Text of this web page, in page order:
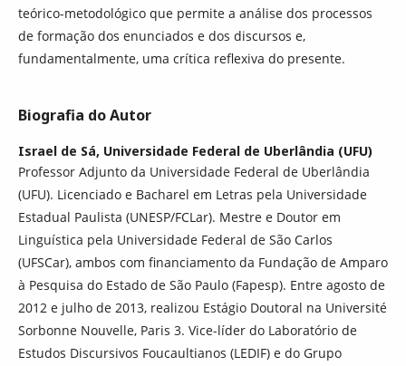
teórico-metodológico que permite a análise dos processos
de formação dos enunciados e dos discursos e,
fundamentalmente, uma crítica reflexiva do presente.
Biografia do Autor
Israel de Sá, Universidade Federal de Uberlândia (UFU)
Professor Adjunto da Universidade Federal de Uberlândia
(UFU). Licenciado e Bacharel em Letras pela Universidade
Estadual Paulista (UNESP/FCLar). Mestre e Doutor em
Linguística pela Universidade Federal de São Carlos
(UFSCar), ambos com financiamento da Fundação de Amparo
à Pesquisa do Estado de São Paulo (Fapesp). Entre agosto de
2012 e julho de 2013, realizou Estágio Doutoral na Université
Sorbonne Nouvelle, Paris 3. Vice-líder do Laboratório de
Estudos Discursivos Foucaultianos (LEDIF) e do Grupo